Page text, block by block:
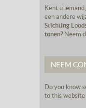
Kent u
een andere
Stichting
tonen? Neem
NEEM
Do you know
to this website